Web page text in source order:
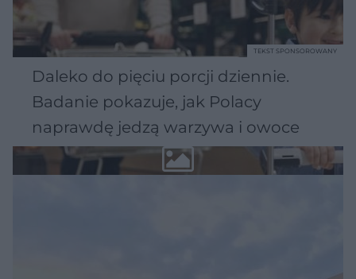
Daleko do pięciu porcji dziennie.
Badanie pokazuje, jak Polacy
naprawdę jedzą warzywa i owoce
TEKST SPONSOROWANY